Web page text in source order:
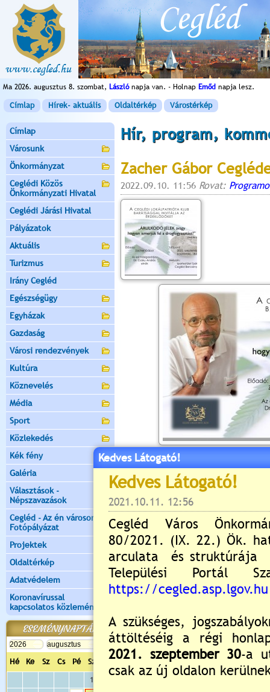
Ma 2026. augusztus 8. szombat, Lászlónapja van. - Holnap Emőd napja lesz.
Címlap Hírek- aktuális Oldaltérkép Várostérkép
Címlap
Városunk
Önkormányzat
Ceglédi Közös
Önkormányzati Hivatal
Ceglédi Járási Hivatal
Pályázatok
Aktuális
Turizmus
Irány Cegléd
Egészségügy
Egyházak
Gazdaság
Városi rendezvények
Kultúra
Köznevelés
Média
Sport
Közlekedés
Kék fény
Galéria
Választások -
Népszavazások
Cegléd - Az én városom -
Fotópályázat
Projektek
Oldaltérkép
Adatvédelem
Koronavírussal
kapcsolatos közlemények
ESEMÉNYNAPTÁR
Hé Ke Sz Cs Pé Sz
Va
1
Hír, program,
Zacher Gábor
2022.09.10. 11:56 Rovat:
Értékelés:
Még nincsenek hozzászólások
Új hozzászólás:
Kérjük jelentkezzen be,
Kedves Látogató!